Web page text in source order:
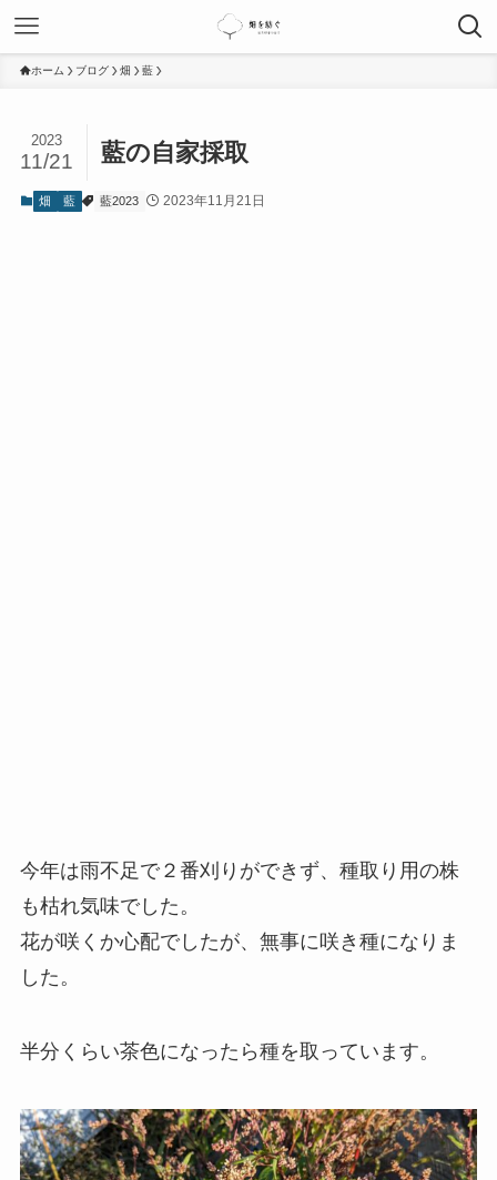
ホーム ブログ 畑 藍
藍の自家採取
2023
11/21
畑 藍 藍2023 2023年11月21日
今年は雨不足で２番刈りができず、種取り用の株
も枯れ気味でした。
花が咲くか心配でしたが、無事に咲き種になりま
した。
半分くらい茶色になったら種を取っています。